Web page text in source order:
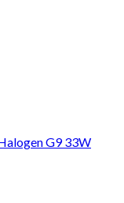
G9 33W